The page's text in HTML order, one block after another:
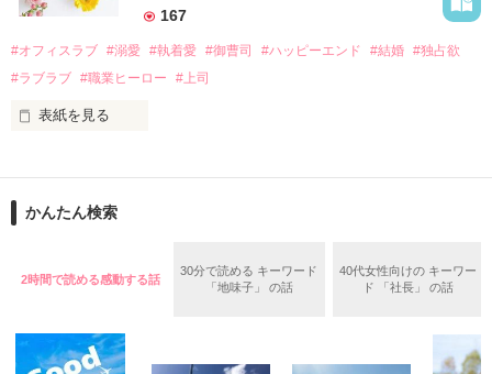
夏木美桜(なつきみお)
鳴海哲平 (なるみてっぺい)
2026.6.5～2026.7.25
＊以前、公開していた話の改稿版です＊
なぜか恭司から飼い猫の世話係を命じられた美桜は、猫の世
の関係となってしまい――？
167
#オフィスラブ #溺愛 #執着愛 #御曹司 #ハッピーエンド #結婚 #独占欲
#ラブラブ #職業ヒーロー #上司
表紙を見る
ションの企画戦略室で働いている。
めた、同期で恋人の石垣守（26）がいるのだが、後輩の姫原由
守と由羅から『便利屋雛子』と馬鹿にされ、一人こっそり泣い
た上、同居まで提案してきて──？
かんたん検索
2時間で読める感動する話
30分で読める キーワード
「地味子」 の話
40代女性向けの キーワー
ド 「社長」 の話